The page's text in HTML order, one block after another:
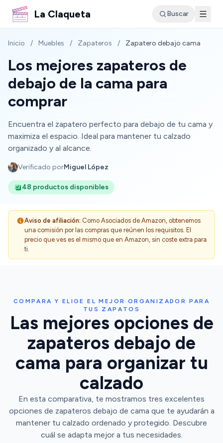
La Claqueta Buscar
Inicio / Muebles / Zapateros / Zapatero debajo cama
Los mejores zapateros de
debajo de la cama para
comprar
Encuentra el zapatero perfecto para debajo de tu cama y
maximiza el espacio. Ideal para mantener tu calzado
organizado y al alcance.
Verificado porMiguel López
48 productos disponibles
Aviso de afiliación: Como Asociados de Amazon, obtenemos
una comisión por las compras que reúnen los requisitos. El
precio que ves es el mismo que en Amazon, sin coste extra para
ti.
COMPARA Y ELIGE EL MEJOR ORGANIZADOR PARA
TUS ZAPATOS
Las mejores opciones de
zapateros debajo de
cama para organizar tu
calzado
En esta comparativa, te mostramos tres excelentes
opciones de zapateros debajo de cama que te ayudarán a
mantener tu calzado ordenado y protegido. Descubre
cuál se adapta mejor a tus necesidades.